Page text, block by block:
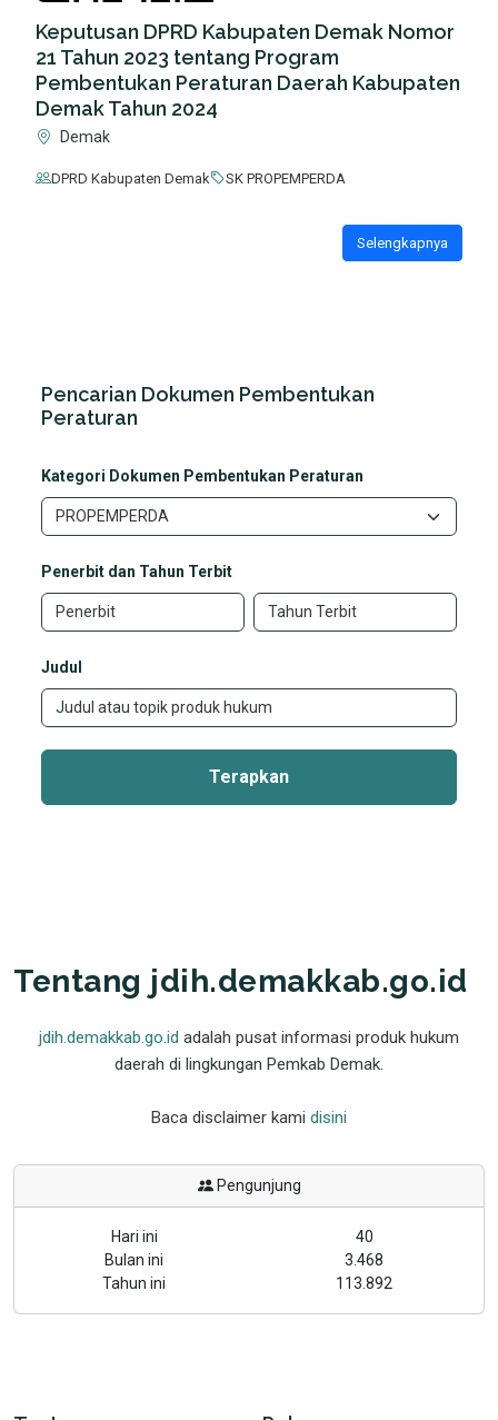
Keputusan DPRD Kabupaten Demak Nomor
21 Tahun 2023 tentang Program
Pembentukan Peraturan Daerah Kabupaten
Demak Tahun 2024
Demak
DPRD Kabupaten Demak SK PROPEMPERDA
Selengkapnya
Pencarian Dokumen Pembentukan
Peraturan
Kategori Dokumen Pembentukan Peraturan
Penerbit dan Tahun Terbit
Judul
Terapkan
Tentang jdih.demakkab.go.id
jdih.demakkab.go.id adalah pusat informasi produk hukum
daerah di lingkungan Pemkab Demak.
Baca disclaimer kami disini
Pengunjung
Hari ini
40
Bulan ini
3.468
Tahun ini
113.892